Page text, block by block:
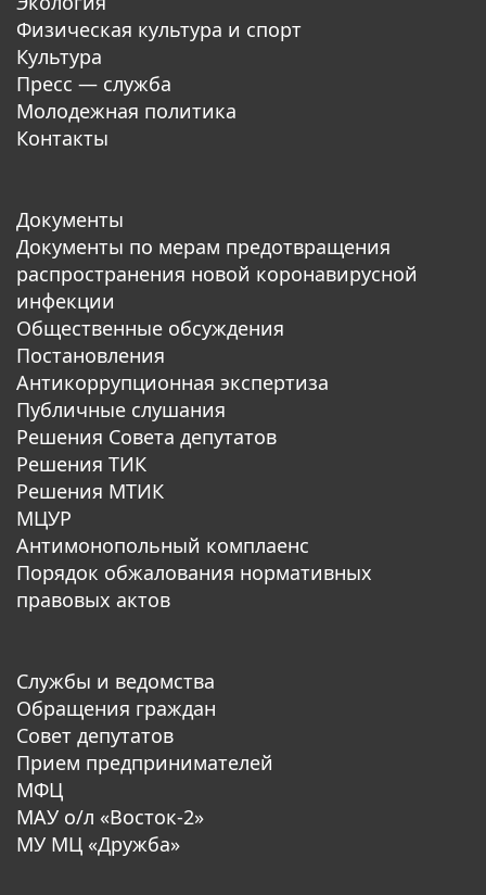
Физическая культура и спорт
Культура
Пресс — служба
Молодежная политика
Контакты
Документы
Документы по мерам предотвращения
распространения новой коронавирусной
инфекции
Общественные обсуждения
Постановления
Антикоррупционная экспертиза
Публичные слушания
Решения Совета депутатов
Решения ТИК
Решения МТИК
МЦУР
Антимонопольный комплаенс
Порядок обжалования нормативных
правовых актов
Службы и ведомства
Обращения граждан
Совет депутатов
Прием предпринимателей
МФЦ
МАУ о/л «Восток-2»
МУ МЦ «Дружба»